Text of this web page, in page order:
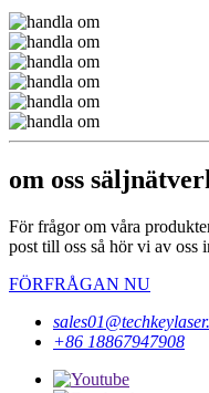
om oss
För frågor om våra
post till oss så hör vi av oss
FÖRFRÅGAN NU
+86 18867947908